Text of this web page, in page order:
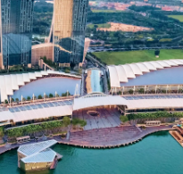
Aufgaben
bestehende Abläufe
für wachsende
um Teams zu
und
Freelancer:innen